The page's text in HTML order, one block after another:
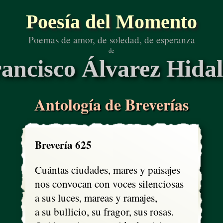
Poesía del Momento
Poemas de amor, de soledad, de esperanza
de
Álvarez
Antología de Breverías
Brevería 625
Cuántas ciudades, mares y paisajes
nos convocan con voces silenciosas
a sus luces, mareas y ramajes,
a su bullicio, su fragor, sus rosas.